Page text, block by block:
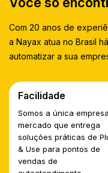
Com 20 anos de
a Nayax atua no Brasil
automatizar a sua
Facilidade
Somos a única
mercado que entrega
soluções práticas de
& Use para pontos de
vendas de